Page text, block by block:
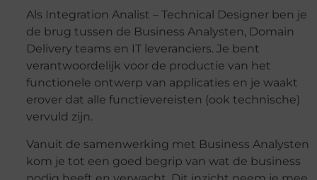
Als Integration Analist – Technical Designer ben je
de brug tussen de Business Analysten, Domain
Delivery teams en IT leveranciers. Je bent
verantwoordelijk voor de productie van het
functionele ontwerp van applicaties en je waakt
erover dat alle functievereisten (ook technische)
vervuld zijn.
Vanuit de samenwerking met Business Analysten
kom je tot een goed begrip van wat de business